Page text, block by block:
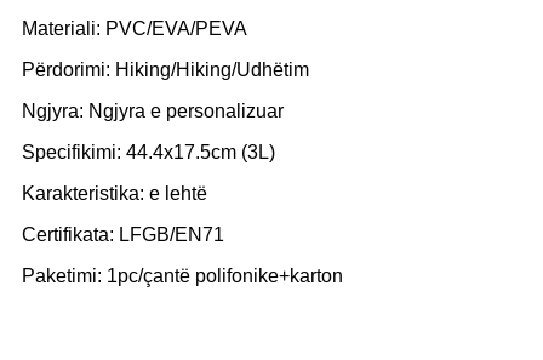
Materiali: PVC/EVA/PEVA
Përdorimi: Hiking/Hiking/Udhëtim
Ngjyra: Ngjyra e personalizuar
Specifikimi: 44.4x17.5cm (3L)
Karakteristika: e lehtë
Certifikata: LFGB/EN71
Paketimi: 1pc/çantë polifonike+karton